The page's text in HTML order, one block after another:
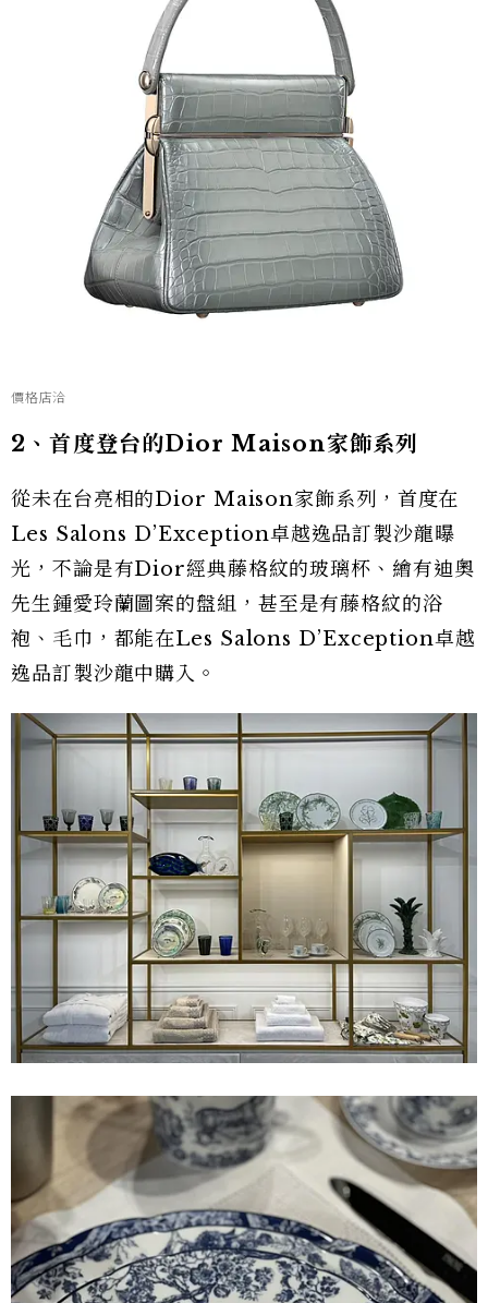
價格店洽
2、首度登台的Dior Maison家飾系列
從未在台亮相的Dior Maison家飾系列，首度在
Les Salons D’Exception卓越逸品訂製沙龍曝
光，不論是有Dior經典藤格紋的玻璃杯、繪有迪奧
先生鍾愛玲蘭圖案的盤組，甚至是有藤格紋的浴
袍、毛巾，都能在Les Salons D’Exception卓越
逸品訂製沙龍中購入。